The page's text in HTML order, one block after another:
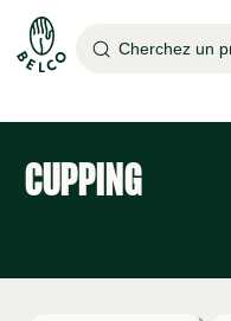
Cherchez un
CUPPING